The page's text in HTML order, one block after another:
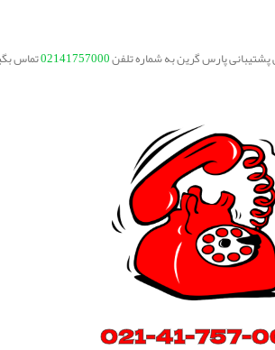
پشتیبانی پارس گرین به شماره تلفن02141757000تماس